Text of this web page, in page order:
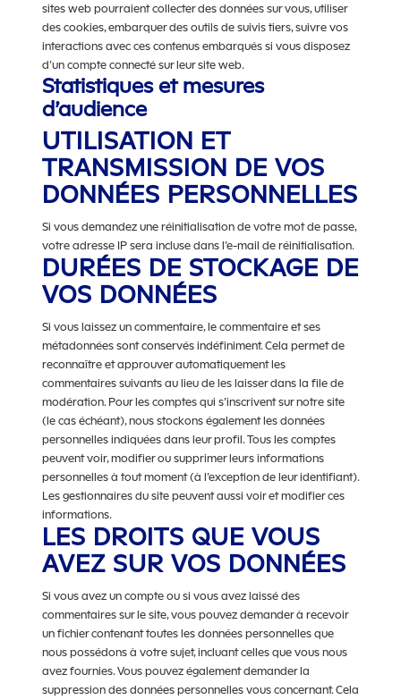
sites web pourraient collecter des données sur vous, utiliser
des cookies, embarquer des outils de suivis tiers, suivre vos
interactions avec ces contenus embarqués si vous disposez
d’un compte connecté sur leur site web.
Statistiques et mesures
d’audience
UTILISATION ET
TRANSMISSION DE VOS
DONNÉES PERSONNELLES
Si vous demandez une réinitialisation de votre mot de passe,
votre adresse IP sera incluse dans l’e-mail de réinitialisation.
DURÉES DE STOCKAGE DE
VOS DONNÉES
Si vous laissez un commentaire, le commentaire et ses
métadonnées sont conservés indéfiniment. Cela permet de
reconnaître et approuver automatiquement les
commentaires suivants au lieu de les laisser dans la file de
modération. Pour les comptes qui s’inscrivent sur notre site
(le cas échéant), nous stockons également les données
personnelles indiquées dans leur profil. Tous les comptes
peuvent voir, modifier ou supprimer leurs informations
personnelles à tout moment (à l’exception de leur identifiant).
Les gestionnaires du site peuvent aussi voir et modifier ces
informations.
LES DROITS QUE VOUS
AVEZ SUR VOS DONNÉES
Si vous avez un compte ou si vous avez laissé des
commentaires sur le site, vous pouvez demander à recevoir
un fichier contenant toutes les données personnelles que
nous possédons à votre sujet, incluant celles que vous nous
avez fournies. Vous pouvez également demander la
suppression des données personnelles vous concernant. Cela